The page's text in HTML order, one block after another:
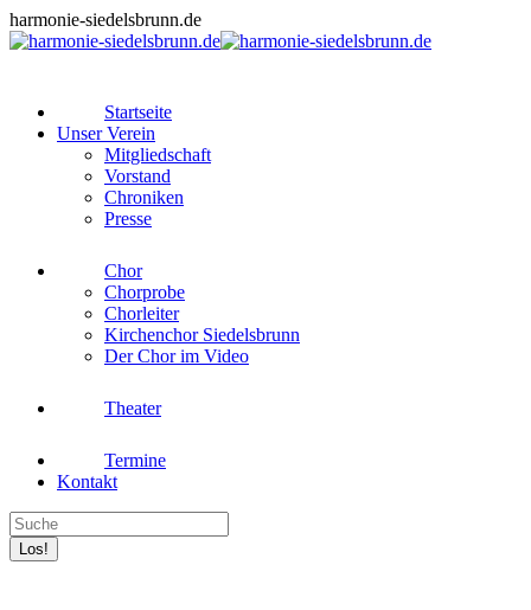
Zum
Inhalt
harmonie-siedelsbrunn.de
Startseite
Unser Verein
Mitgliedschaft
Vorstand
Chroniken
Presse
Chor
Chorprobe
Chorleiter
Kirchenchor Siedelsbrunn
Der Chor im Video
Theater
Termine
Kontakt
Search: